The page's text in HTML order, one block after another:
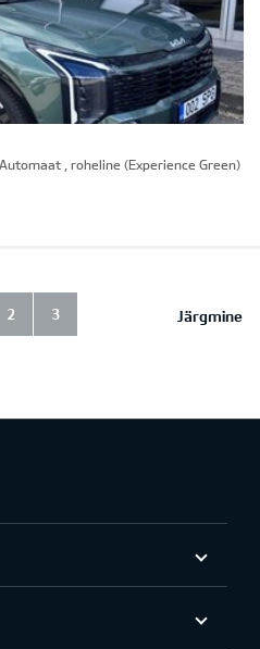
, roheline (Experience Green)
Järgmine
2 3